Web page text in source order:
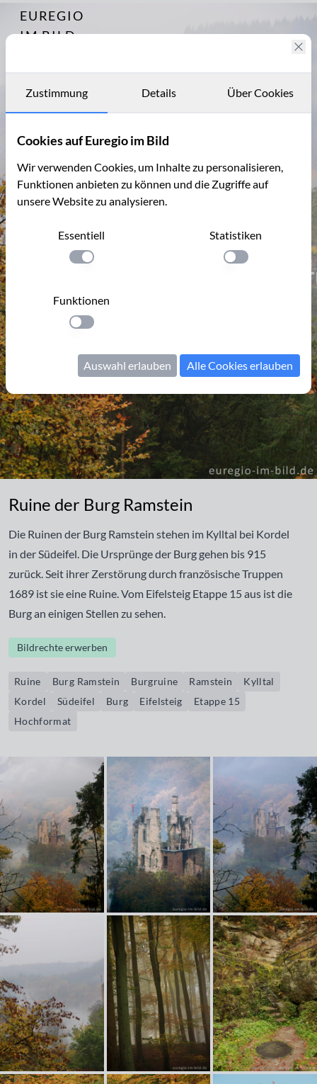
EUREGIO
IM BILD
Archiv
Kontakt
Archiv
Ruine der Burg Ramstein
Die Ruinen der Burg Ramstein stehen im Kylltal bei Kordel
in der Südeifel. Die Ursprünge der Burg gehen bis 915
zurück. Seit ihrer Zerstörung durch französische Truppen
1689 ist sie eine Ruine. Vom Eifelsteig Etappe 15 aus ist die
Burg an einigen Stellen zu sehen.
Bildrechte erwerben
Ruine Burg Ramstein Burgruine Ramstein
Kylltal
Kordel
Südeifel Burg Eifelsteig
Etappe 15
Hochformat
Zustimmung Details Über Cookies
Cookies auf Euregio im Bild
Wir verwenden Cookies, um Inhalte zu personalisieren,
Funktionen anbieten zu können und die Zugriffe auf
unsere Website zu analysieren.
Essentiell
Einstellung anwenden
Statistiken
Einstellung
Funktionen
Einstellung anwenden
Auswahl erlauben Alle Cookies erlauben